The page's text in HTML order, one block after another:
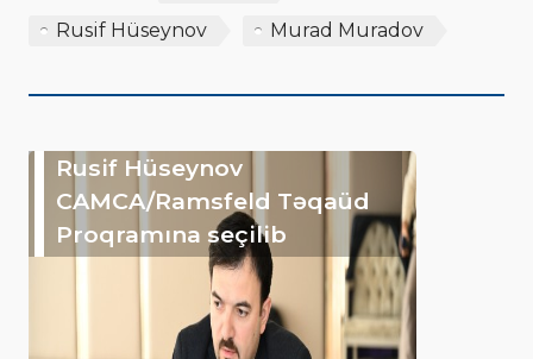
Rusif Hüseynov
Murad Muradov
Rusif Hüseynov
CAMCA/Ramsfeld Təqaüd
Proqramına seçilib